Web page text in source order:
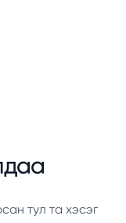
тул та хэсэг